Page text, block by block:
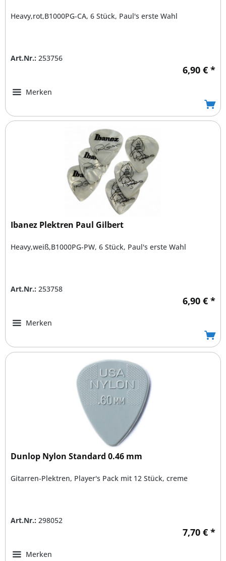
Heavy,rot,B1000PG-CA, 6 Stück, Paul's erste Wahl
Art.Nr.: 253756
6,90 € *
Merken
Ibanez Plektren Paul Gilbert
Heavy,weiß,B1000PG-PW, 6 Stück, Paul's erste Wahl
Art.Nr.: 253758
6,90 € *
Merken
Dunlop Nylon Standard 0.46 mm
Gitarren-Plektren, Player's Pack mit 12 Stück, creme
Art.Nr.: 298052
7,70 € *
Merken